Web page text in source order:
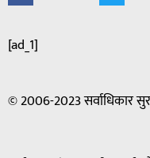
[ad_1]
© 2006-2023 सर्वाधिकार